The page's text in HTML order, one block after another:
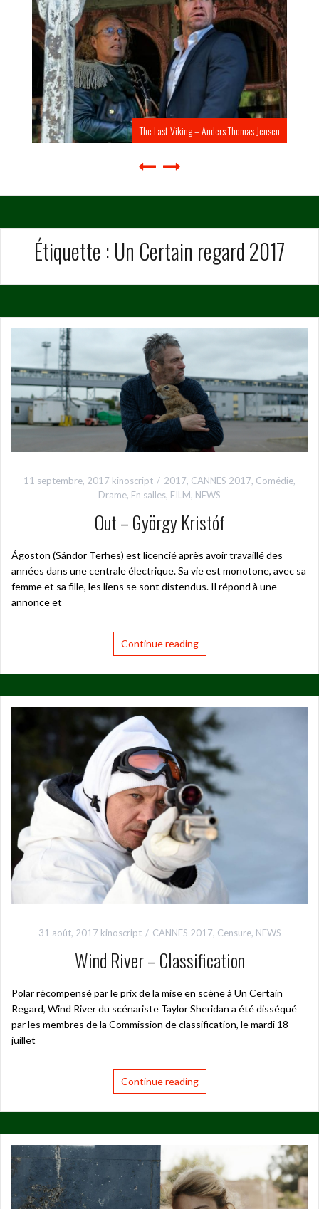
The Last Viking – Anders Thomas Jensen
Étiquette : Un Certain regard 2017
11 septembre, 2017 kinoscript 2017, CANNES 2017, Comédie,
Drame, En salles, FILM, NEWS
Out – György Kristóf
Ágoston (Sándor Terhes) est licencié après avoir travaillé des
années dans une centrale électrique. Sa vie est monotone, avec sa
femme et sa fille, les liens se sont distendus. Il répond à une
annonce et
Continue reading
31 août, 2017 kinoscript CANNES 2017, Censure, NEWS
Wind River – Classification
Polar récompensé par le prix de la mise en scène à Un Certain
Regard, Wind River du scénariste Taylor Sheridan a été disséqué
par les membres de la Commission de classification, le mardi 18
juillet
Continue reading